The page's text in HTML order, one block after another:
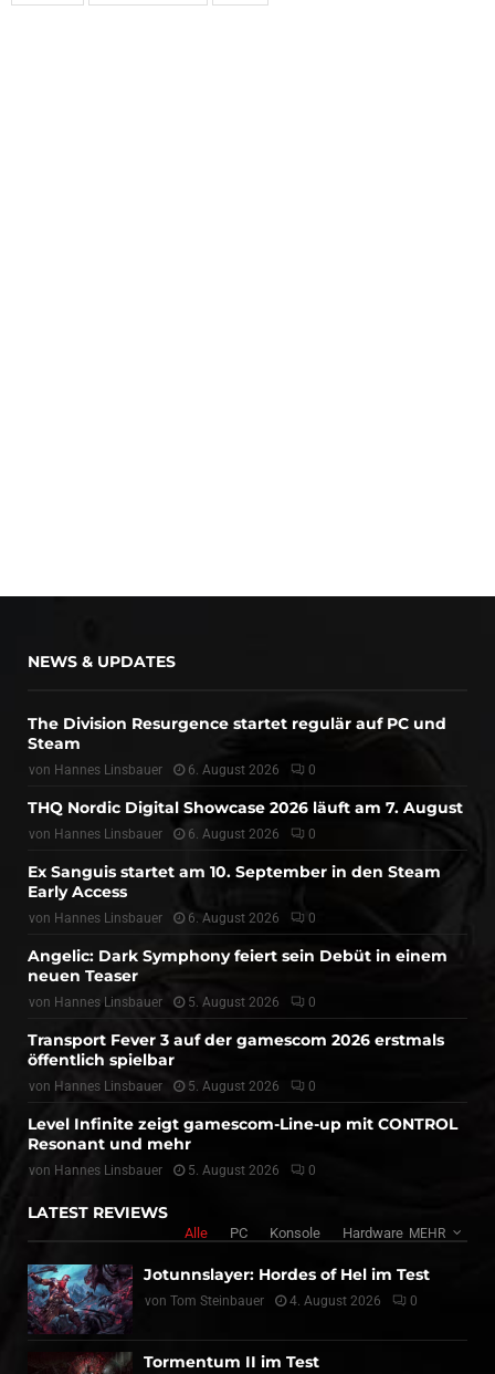
NEWS & UPDATES
The Division Resurgence startet regulär auf PC und
Steam
von Hannes Linsbauer 6. August 2026 0
THQ Nordic Digital Showcase 2026 läuft am 7. August
von Hannes Linsbauer 6. August 2026 0
Ex Sanguis startet am 10. September in den Steam
Early Access
von Hannes Linsbauer 6. August 2026 0
Angelic: Dark Symphony feiert sein Debüt in einem
neuen Teaser
von Hannes Linsbauer 5. August 2026 0
Transport Fever 3 auf der gamescom 2026 erstmals
öffentlich spielbar
von Hannes Linsbauer 5. August 2026 0
Level Infinite zeigt gamescom-Line-up mit CONTROL
Resonant und mehr
von Hannes Linsbauer 5. August 2026 0
LATEST REVIEWS
Alle PC Konsole Hardware MEHR
Jotunnslayer: Hordes of Hel im Test
von Tom Steinbauer 4. August 2026 0
Tormentum II im Test